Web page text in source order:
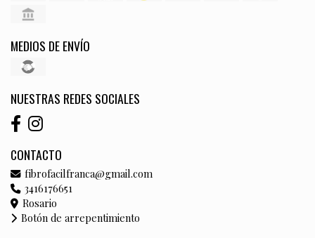
MEDIOS DE ENVÍO
NUESTRAS REDES SOCIALES
CONTACTO
fibrofacilfranca@gmail.com
3416176651
Rosario
Botón de arrepentimiento